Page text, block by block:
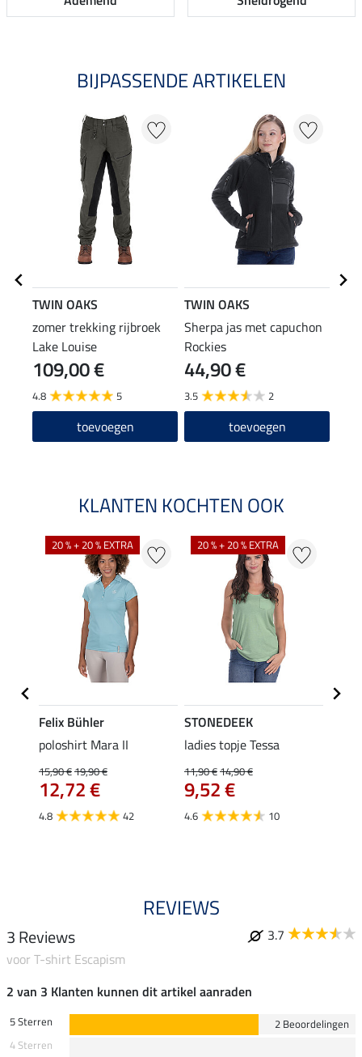
BIJPASSENDE ARTIKELEN
TWIN OAKS
zomer trekking rijbroek
Lake Louise
109,00 €
4.8 5
toevoegen
TWIN OAKS
Sherpa jas met capuchon
Rockies
44,90 €
3.5 2
toevoegen
KLANTEN KOCHTEN OOK
20 % + 20 % EXTRA
Felix Bühler
poloshirt Mara II
15,90 €19,90 €
12,72 €
4.8 42
20 % + 20 % EXTRA
STONEDEEK
ladies topje Tessa
11,90 €14,90 €
9,52 €
4.6 10
REVIEWS
3 Reviews
3.7
voor T-shirt Escapism
2 van 3 Klanten kunnen dit artikel aanraden
5 Sterren
2 Beoordelingen
4 Sterren